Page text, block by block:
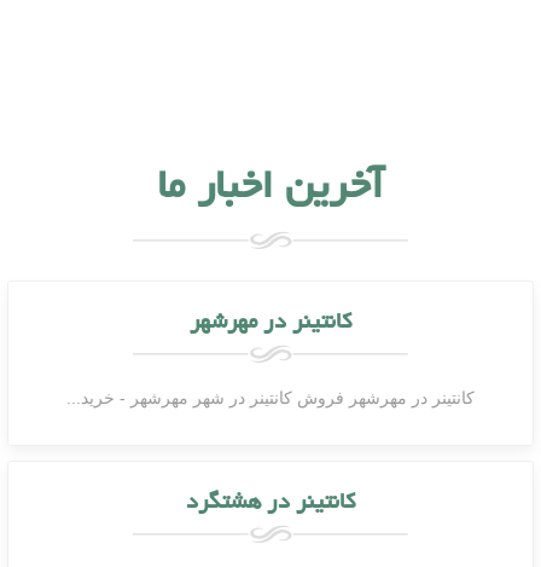
آخرین اخبار ما
کانتینر در مهرشهر
کانتینر در مهرشهر فروش کانتینر در شهر مهرشهر - خرید...
کانتینر در هشتگرد